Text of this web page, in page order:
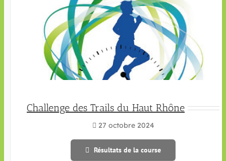
Challenge des Trails du Haut Rhône
27 octobre 2024
Résultats de la course